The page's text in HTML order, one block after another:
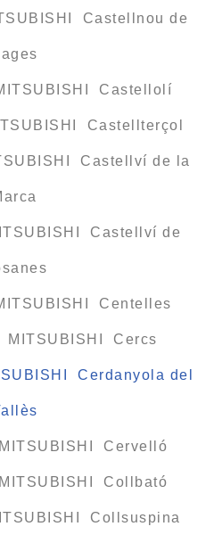
Castellnou de
Castellolí
Castellterçol
Castellví de la
Castellví de
Centelles
Cercs
Cerdanyola del
Cervelló
Collbató
Collsuspina